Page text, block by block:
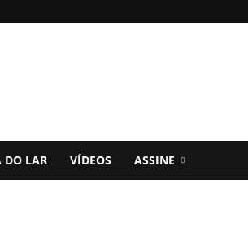
DO LAR VÍDEOS ASSINE